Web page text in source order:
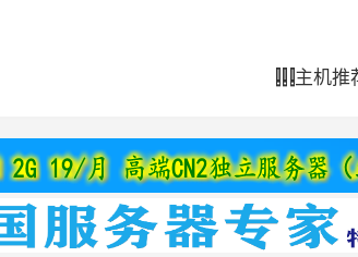
主机推